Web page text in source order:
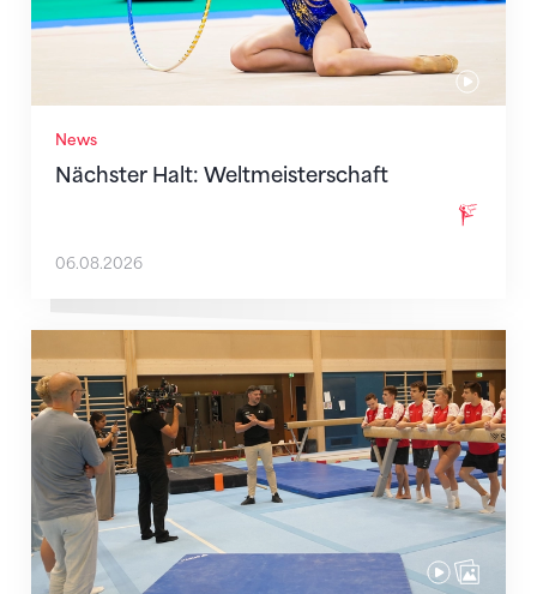
News
Nächster Halt: Weltmeisterschaft
06.08.2026
Mit klaren Zielen nach Zagreb